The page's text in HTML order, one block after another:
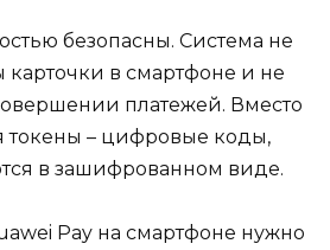
безопасны. Система не
карточки в смартфоне и не
платежей. Вместо
токены – цифровые коды,
в зашифрованном виде.
Pay на смартфоне нужно